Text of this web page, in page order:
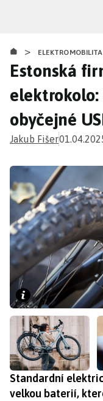
obsahu
> ELEKTROMOBILITA
Estonská
obyčejné
Jakub Fišer
Standardní
velkou baterií,